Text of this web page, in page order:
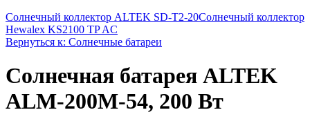
Солнечный коллектор ALTEK SD-T2-20Солнечный коллектор
Hewalex KS2100 TP AC
Вернуться к: Солнечные батареи
Солнечная батарея ALTEK
ALM-200M-54, 200 Вт